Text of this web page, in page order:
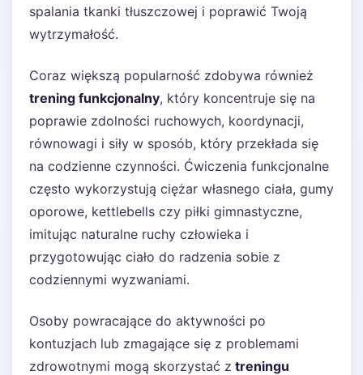
spalania tkanki tłuszczowej i poprawić Twoją
wytrzymałość.
Coraz większą popularność zdobywa również
trening funkcjonalny, który koncentruje się na
poprawie zdolności ruchowych, koordynacji,
równowagi i siły w sposób, który przekłada się
na codzienne czynności. Ćwiczenia funkcjonalne
często wykorzystują ciężar własnego ciała, gumy
oporowe, kettlebells czy piłki gimnastyczne,
imitując naturalne ruchy człowieka i
przygotowując ciało do radzenia sobie z
codziennymi wyzwaniami.
Osoby powracające do aktywności po
kontuzjach lub zmagające się z problemami
zdrowotnymi mogą skorzystać z treningu